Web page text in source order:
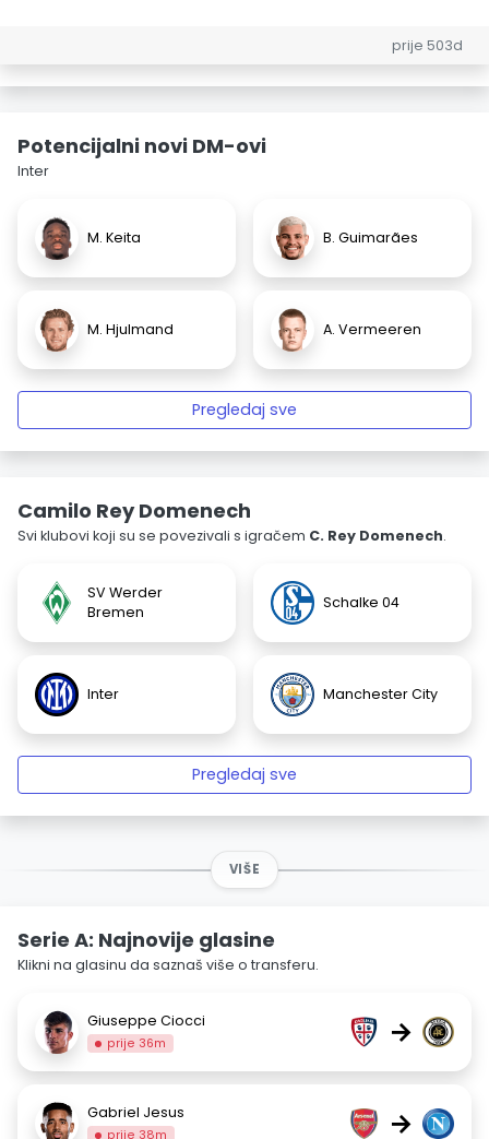
prije 503d
Potencijalni novi DM-ovi
Inter
M. Keita B. Guimarães
M. Hjulmand A. Vermeeren
Pregledaj sve
Camilo Rey Domenech
Svi klubovi koji su se povezivali s igračem C. Rey Domenech.
SV Werder
Bremen
Schalke 04
Inter Manchester City
Pregledaj sve
VIŠE
Serie A: Najnovije glasine
Klikni na glasinu da saznaš više o transferu.
Giuseppe Ciocci
prije 36m →
Gabriel Jesus
prije 38m →